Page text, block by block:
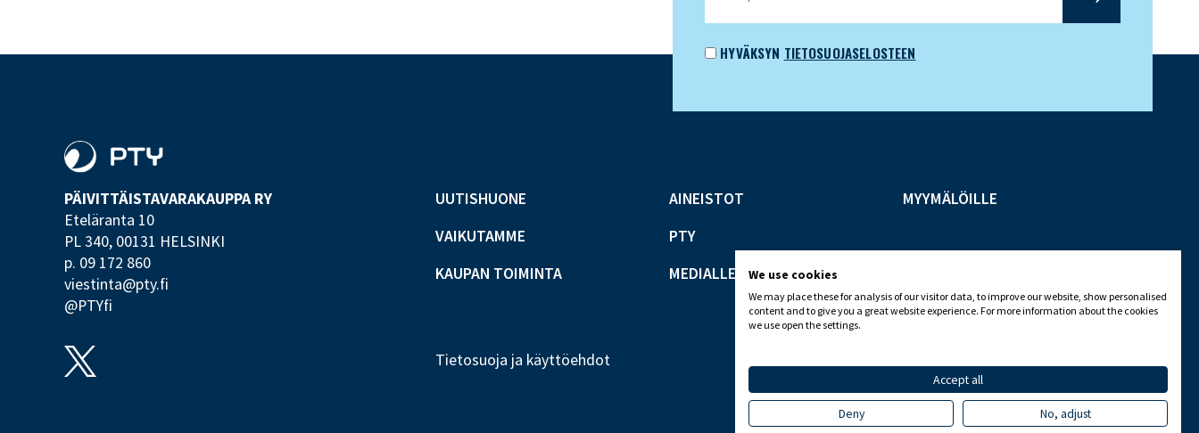
HYVÄKSYN TIETOSUOJASELOSTEEN
PÄIVITTÄISTAVARA­KAUPPA RY
Eteläranta 10
PL 340, 00131 HELSINKI
p. 09 172 860
viestinta@pty.fi
@PTYfi
UUTISHUONE
VAIKUTAMME
KAUPAN TOIMINTA
AINEISTOT
PTY
MEDIALLE
MYYMÄLÖILLE
Tietosuoja ja käyttöehdot
We use cookies
We may place these for analysis of our visitor data, to improve our website, show personalised
content and to give you a great website experience. For more information about the cookies
we use open the settings.
Accept all
Deny No, adjust